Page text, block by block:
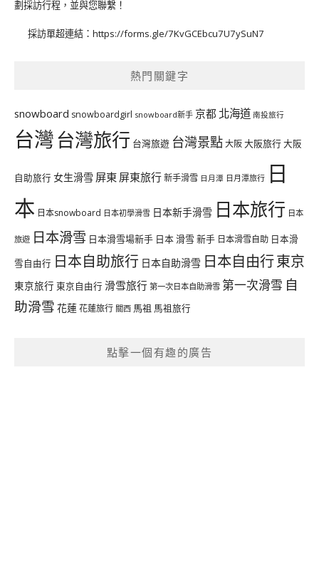
劃採訪行程，並與您聯繫！
採訪單超連結： https://forms.gle/7KvGCEbcu7U7ySuN7
熱門關鍵字
snowboard snowboardgirl snowboard新手 京都 北海道 南投旅行
台灣台灣旅行 台灣旅遊 台灣景點大阪大阪旅行大阪
自助旅行 女生滑雪 屏東 屏東旅行新手滑雪 日月潭 日月潭旅行 日
本 日本snowboard 日本初學滑雪 日本新手滑雪 日本旅行 日本
旅遊 日本滑雪 日本滑雪場新手 日本 滑雪 新手 日本滑雪自助 日本滑
雪自由行 日本自助旅行 日本自助滑雪 日本自由行東京
東京旅行 東京自由行 滑雪旅行 第一次日本自助滑雪 第一次滑雪 自
助滑雪 花蓮花蓮旅行 關西 馬祖 馬祖旅行
點擊一個有趣的廣告